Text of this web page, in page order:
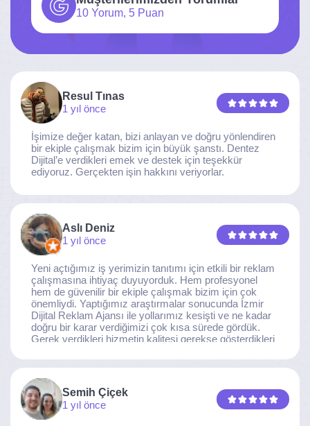
10 Yorum, 5 Puan
Resul Tınas
1 yıl önce
İşimize değer katan, bizi anlayan ve doğru yönlendiren
bir ekiple çalışmak bizim için büyük şanstı. Dentez
Dijital’e verdikleri emek ve destek için teşekkür
ediyoruz. Gerçekten işin hakkını veriyorlar.
Aslı Deniz
1 yıl önce
Yeni açtığımız iş yerimizin tanıtımı için etkili bir reklam
çalışmasına ihtiyaç duyuyorduk. Hem profesyonel
hem de güvenilir bir ekiple çalışmak bizim için çok
önemliydi. Yaptığımız araştırmalar sonucunda İzmir
Dijital Reklam Ajansı ile yollarımız kesişti ve ne kadar
doğru bir karar verdiğimizi çok kısa sürede gördük.
Gerek verdikleri hizmetin kalitesi gerekse gösterdikleri
noktaya ulaştı. Kaliteden asla taviz vermeyen, her
ekibine gönülden teşekkür ederiz.
Semih Çiçek
1 yıl önce